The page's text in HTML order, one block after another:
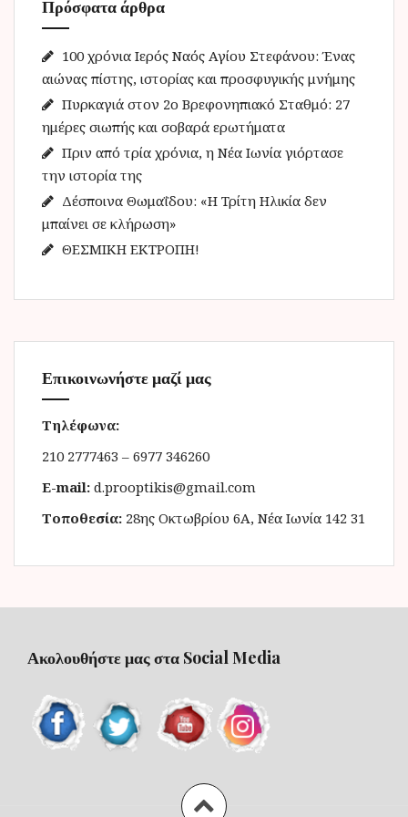
σ
η
γ
ι
α
:
Πρόσφατα άρθρα
100 χρόνια Ιερός Ναός Αγίου Στεφάνου: Ένας
αιώνας πίστης, ιστορίας και προσφυγικής μνήμης
Πυρκαγιά στον 2ο Βρεφονηπιακό Σταθμό: 27
ημέρες σιωπής και σοβαρά ερωτήματα
Πριν από τρία χρόνια, η Νέα Ιωνία γιόρτασε
την ιστορία της
Δέσποινα Θωμαΐδου: «Η Τρίτη Ηλικία δεν
μπαίνει σε κλήρωση»
ΘΕΣΜΙΚΗ ΕΚΤΡΟΠΗ!
Επικοινωνήστε μαζί μας
Τηλέφωνα:
210 2777463 – 6977 346260
E-mail: d.prooptikis@gmail.com
Τοποθεσία: 28ης Οκτωβρίου 6Α, Νέα Ιωνία 142 31
Ακολουθήστε μας στα Social Media